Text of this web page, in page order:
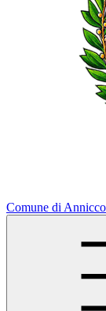
Comune di Annicco